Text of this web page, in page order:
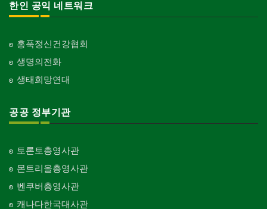
한인 공익 네트워크
홍푹정신건강협회
생명의전화
생태희망연대
공공 정부기관
토론토총영사관
몬트리올총영사관
벤쿠버총영사관
캐나다한국대사관